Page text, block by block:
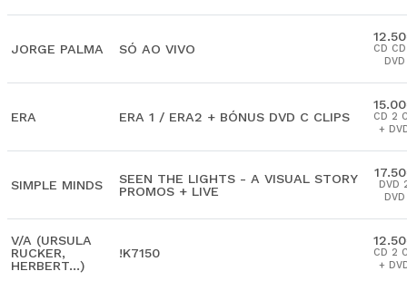
JORGE PALMA SÓ AO VIVO
CD
DVD
ERA ERA 1 / ERA2 + BÓNUS DVD C CLIPS
CD 2
+
SIMPLE MINDS
SEEN THE LIGHTS - A VISUAL STORY
PROMOS + LIVE
DVD
DVD
V/A (URSULA
RUCKER,
HERBERT...)
!K7150
CD 2
+